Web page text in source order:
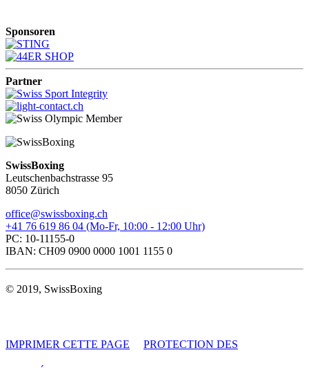
Sponsoren
Partner
SwissBoxing
Leutschenbachstrasse 95
8050 Zürich
office@swissboxing.ch
+41 76 619 86 04 (Mo-Fr, 10:00 - 12:00 Uhr)
PC: 10-11155-0
IBAN: CH09 0900 0000 1001 1155 0
© 2019, SwissBoxing
IMPRIMER CETTE PAGE PROTECTION DES